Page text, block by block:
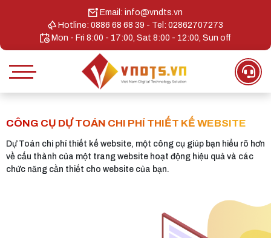
Email: info@vndts.vn
Hotline: 0886 68 68 39 - Tel: 02862707273
Mon - Fri 8:00 - 17:00, Sat 8:00 - 12:00, Sun off
CÔNG CỤ DỰ TOÁN CHI PHÍ THIẾT KẾ WEBSITE
Dự Toán chi phí thiết kế website, một công cụ giúp bạn hiểu rõ hơn
về cấu thành của một trang website hoạt động hiệu quả và các
chức năng cần thiết cho website của bạn.